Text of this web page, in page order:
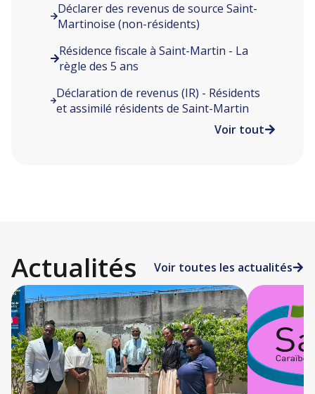
Déclarer des revenus de source Saint-
Martinoise (non-résidents)
Résidence fiscale à Saint-Martin - La
règle des 5 ans
Déclaration de revenus (IR) - Résidents
et assimilé résidents de Saint-Martin
Voir tout
Actualités Voir toutes les actualités